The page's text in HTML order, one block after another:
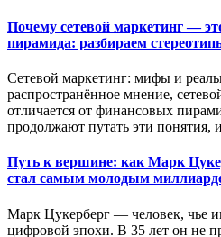
Почему сетевой маркетинг —
пирамида: разбираем
Сетевой маркетинг: мифы и
распространённое мнение,
отличается от финансовых
продолжают путать эти понятия,
Путь к вершине: как Марк
стал самым молодым
Марк Цукерберг — человек, чье
цифровой эпохи. В 35 лет он не